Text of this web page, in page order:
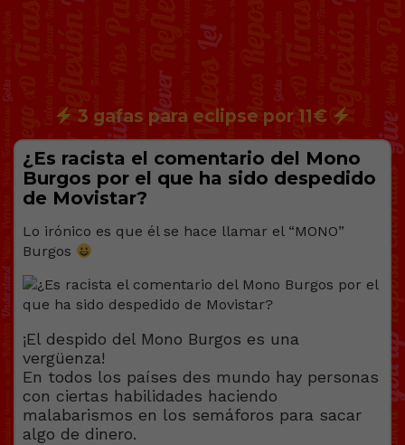
3 gafas para eclipse por 11€
¿Es racіsta el comentario del Mono
Burgos por el que ha sido despedido
de Movistar?
Lo irónico es que él se hace llamar el “MONO”
Burgos
¡El despido del Mono Burgos es una
vergüenza!
En todos los países des mundo hay personas
con ciertas habilidades haciendo
malabarismos en los semáforos para sacar
algo de dinero.